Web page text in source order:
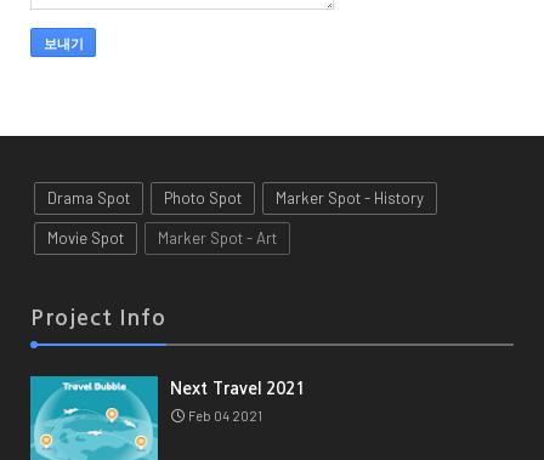
Drama Spot Photo Spot Marker Spot - History
Movie Spot Marker Spot - Art
Project Info
Next Travel 2021
Feb 04 2021